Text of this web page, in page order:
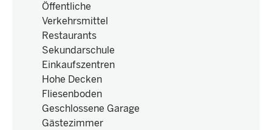
Öffentliche
Verkehrsmittel
Restaurants
Sekundarschule
Einkaufszentren
Hohe Decken
Fliesenboden
Geschlossene Garage
Gästezimmer